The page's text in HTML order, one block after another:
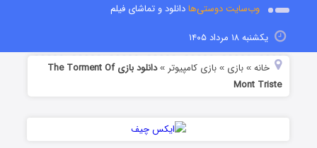
وب‌سایت دوستی‌هادانلود و تماشای فیلم
یکشنبه ۱۸ مرداد ۱۴۰۵
خانه »بازی »بازی کامپیوتر »
دانلود بازی The Torment Of
Mont Triste